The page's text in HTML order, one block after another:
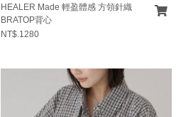
HEALER Made 輕盈體感 方領針織
BRATOP背心
NT$.1280